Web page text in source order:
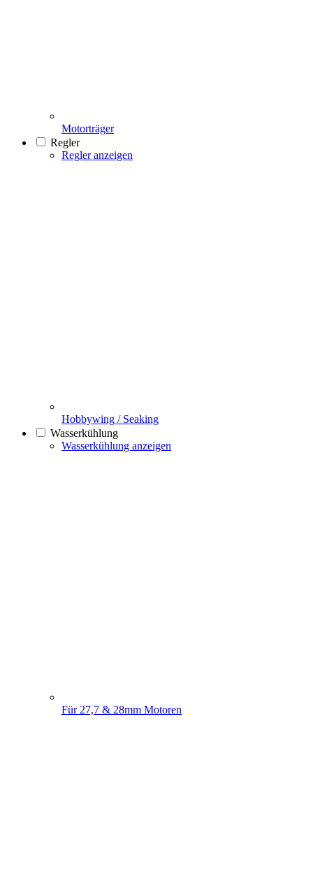
Motorträger
Regler
Regler anzeigen
Hobbywing / Seaking
Wasserkühlung
Wasserkühlung anzeigen
Für 27,7 & 28mm Motoren